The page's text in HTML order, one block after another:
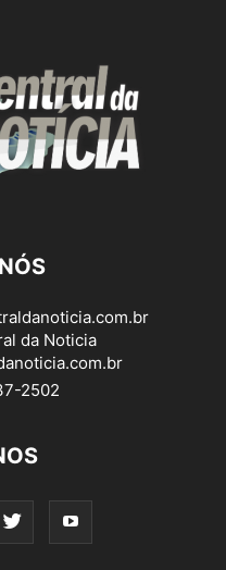
da Noticia
2502